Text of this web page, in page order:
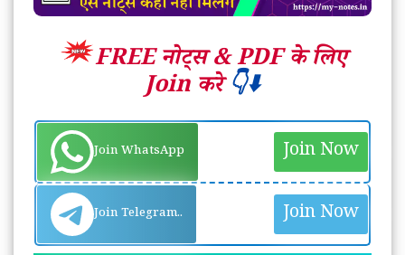
FREE नोट्स &PDF के लिए
Join करे👇⬇️
Join WhatsApp Join Now
Join Telegram.. Join Now